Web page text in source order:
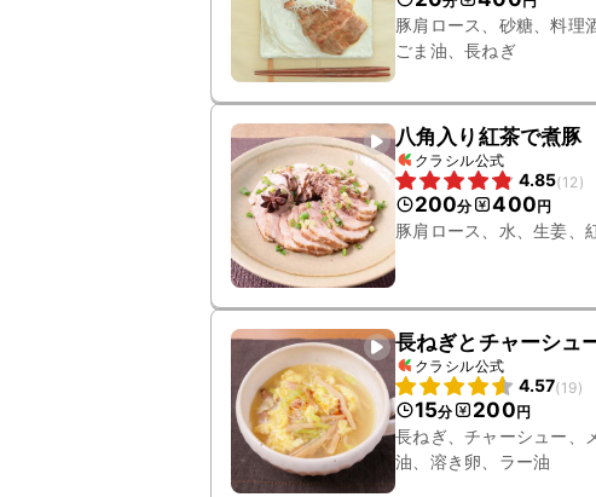
豚肩ロース、砂糖、料理
ごま油、長ねぎ
八角入り紅茶で煮豚
クラシル公式
4.85(12 )
200分 400円
豚肩ロース、水、生姜、
長ねぎとチャーシュ
クラシル公式
4.57(19)
15分 200円
長ねぎ、チャーシュー、
油、溶き卵、ラー油